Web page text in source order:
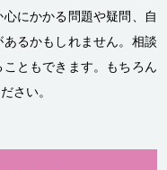
にかかる問題や疑問、自
るかもしれません。相談
ともできます。もちろん
さい。